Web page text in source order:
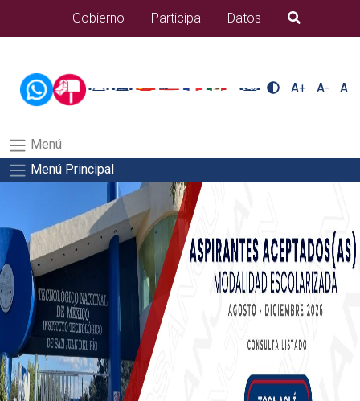
eventos/pdfSalida del comando:
Gobierno Participa Datos B�squeda
A+ A- A
Menú
Menú Principal